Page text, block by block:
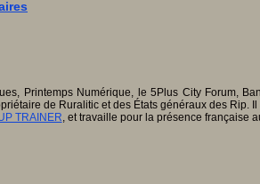
Printemps Numérique, le 5Plus City Forum,
de Ruralitic et des États généraux des
TRAINER, et travaille pour la présence française